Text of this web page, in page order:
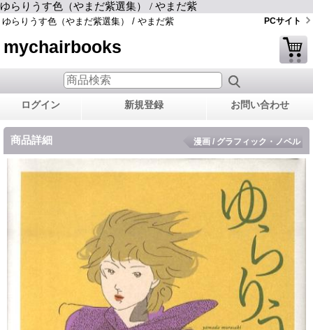
ゆらりうす色（やまだ紫選集） / やまだ紫
ゆらりうす色（やまだ紫選集） / やまだ紫 PCサイト
mychairbooks
ログイン 新規登録 お問い合わせ
商品詳細 漫画 / グラフィック・ノベル